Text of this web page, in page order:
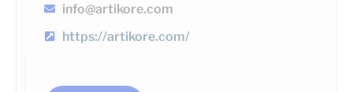
info@artikore.com
https://artikore.com/